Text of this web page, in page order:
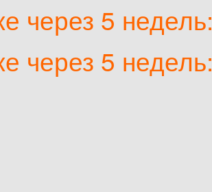
через 5 недель:
через 5 недель: